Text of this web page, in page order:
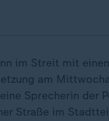
im Streit mit
am
Sprecherin der
Straße im